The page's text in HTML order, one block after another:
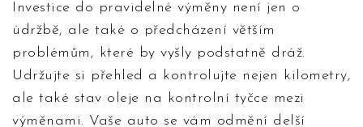
Investice do pravidelné výměny není jen o
údržbě, ale také o předcházení větším
problémům, které by vyšly podstatně dráž.
Udržujte si přehled a kontrolujte nejen kilometry,
ale také stav oleje na kontrolní tyčce mezi
výměnami. Vaše auto se vám odmění delší